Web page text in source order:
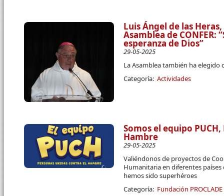
Luis Ángel de las
Asamblea de CONFER:
esperanza de Dios”
29-05-2025
La Asamblea también ha elegido
Categoría: Actividades
Somos el equipo
Hambre
29-05-2025
Valiéndonos de proyectos de
Humanitaria en diferentes países
hemos sido superhéroes
Categoría: Fundación PROCLADE